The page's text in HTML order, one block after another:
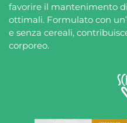
favorire il mantenimento
ottimali. Formulato con
e senza cereali,
corporeo.